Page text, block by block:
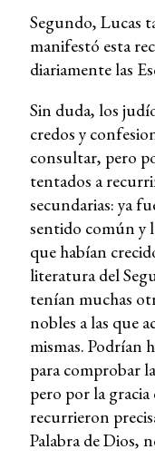
Segundo, Lucas
manifestó esta
diariamente las
Sin duda, los
credos y
consultar, pero
tentados a
secundarias: ya
sentido común y
que habían
literatura del
tenían muchas
nobles a las que
mismas. Podrían
para comprobar
pero por la
recurrieron
Palabra de Dios,